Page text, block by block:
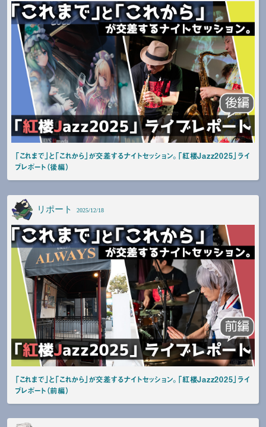
「これまで」と「これから」が交差するナイトセッション。「紅楼Jazz2025」ライ
ブレポート（後編）
リポート 2025/12/18
「これまで」と「これから」が交差するナイトセッション。「紅楼Jazz2025」ライ
ブレポート（前編）